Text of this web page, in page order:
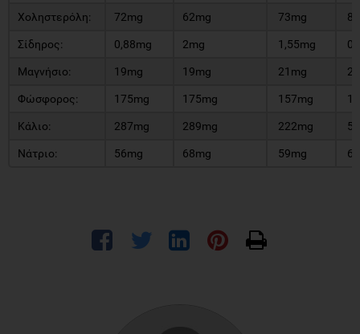
Χοληστερόλη: 72mg 62mg 73mg
Σίδηρος: 0,88mg 2mg 1,55mg
Μαγνήσιο: 19mg 19mg 21mg
Φώσφορος: 175mg 175mg 157mg
Κάλιο: 287mg 289mg 222mg
Νάτριο: 56mg 68mg 59mg